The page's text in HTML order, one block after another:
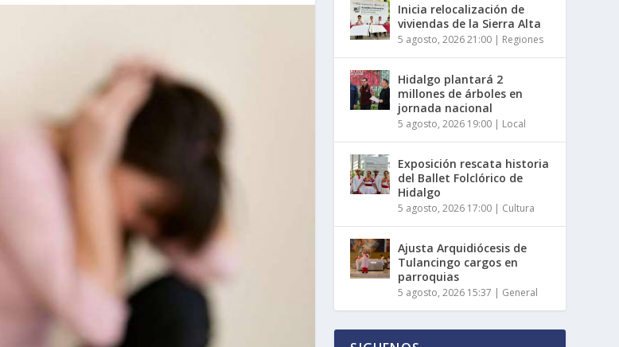
Inicia relocalización de
viviendas de la Sierra Alta
5 agosto, 2026 21:00 | Regiones
Hidalgo plantará 2
millones de árboles en
jornada nacional
5 agosto, 2026 19:00 | Local
Exposición rescata historia
del Ballet Folclórico de
Hidalgo
5 agosto, 2026 17:00 | Cultura
Ajusta Arquidiócesis de
Tulancingo cargos en
parroquias
5 agosto, 2026 15:37 | General